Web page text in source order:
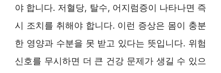
야 합니다. 저혈당, 탈수, 어지럼증이 나타나면 즉
시 조치를 취해야 합니다. 이런 증상은 몸이 충분
한 영양과 수분을 못 받고 있다는 뜻입니다. 위험
신호를 무시하면 더 큰 건강 문제가 생길 수 있으